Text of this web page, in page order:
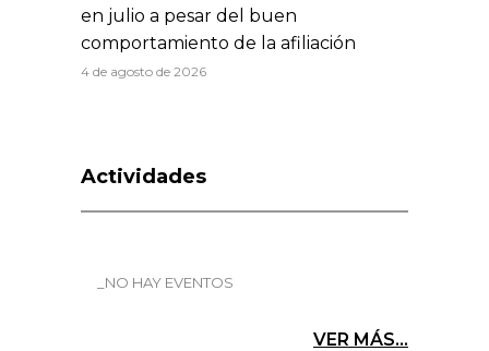
en julio a pesar del buen
comportamiento de la afiliación
4 de agosto de 2026
Actividades
_NO HAY EVENTOS
VER MÁS...